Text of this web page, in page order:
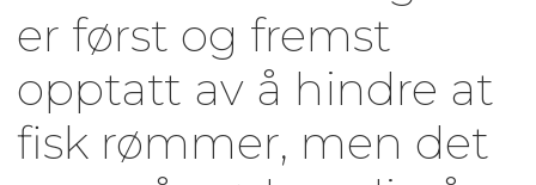
er først og fremst
opptatt av å hindre at
fisk rømmer, men det